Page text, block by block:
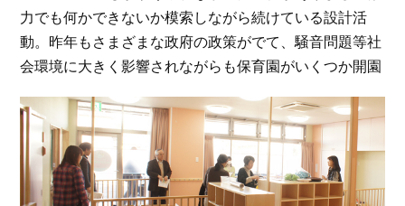
力でも何かできないか模索しながら続けている設計活
動。昨年もさまざまな政府の政策がでて、騒音問題等社
会環境に大きく影響されながらも保育園がいくつか開園